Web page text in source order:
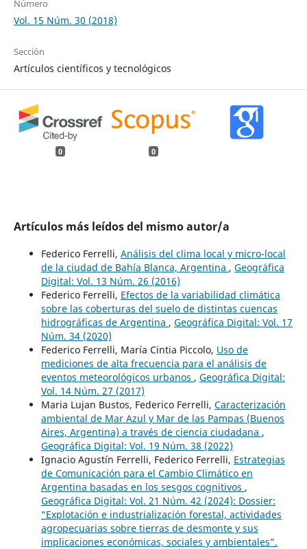
Número
Vol. 15 Núm. 30 (2018)
Sección
Artículos científicos y tecnológicos
0 0
Artículos más leídos del mismo autor/a
Federico Ferrelli, Análisis del clima local y micro-local
de la ciudad de Bahía Blanca, Argentina , Geográfica
Digital: Vol. 13 Núm. 26 (2016)
Federico Ferrelli, Efectos de la variabilidad climática
sobre las coberturas del suelo de distintas cuencas
hidrográficas de Argentina , Geográfica Digital: Vol. 17
Núm. 34 (2020)
Federico Ferrelli, María Cintia Piccolo, Uso de
mediciones de alta frecuencia para el análisis de
eventos meteorológicos urbanos , Geográfica Digital:
Vol. 14 Núm. 27 (2017)
Maria Lujan Bustos, Federico Ferrelli, Caracterización
ambiental de Mar Azul y Mar de las Pampas (Buenos
Aires, Argentina) a través de ciencia ciudadana ,
Geográfica Digital: Vol. 19 Núm. 38 (2022)
Ignacio Agustín Ferrelli, Federico Ferrelli, Estrategias
de Comunicación para el Cambio Climático en
Argentina basadas en los sesgos cognitivos ,
Geográfica Digital: Vol. 21 Núm. 42 (2024): Dossier:
“Explotación e industrialización forestal, actividades
agropecuarias sobre tierras de desmonte y sus
implicaciones económicas, sociales y ambientales”.